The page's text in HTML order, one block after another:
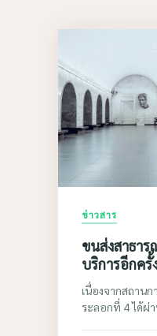
ข่าวสาร
ขนส่งสาธา
บริการอีกครั้
เนื่องจากสถานก
ระลอกที่ 4 ได้ผ่